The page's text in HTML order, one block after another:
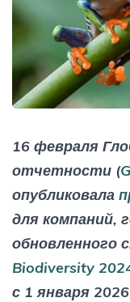
16 февраля
отчетности (
опубликовала
для компаний,
обновленного
Biodiversity
с 1 января